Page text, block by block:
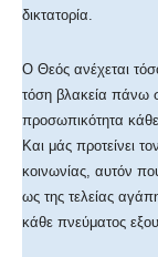
δικτατορία.
Ο Θεός ανέχεται
τόση βλακεία πάνω
προσωπικότητα
Και μάς προτείνει
κοινωνίας, αυτόν
ως της τελείας
κάθε πνεύματος